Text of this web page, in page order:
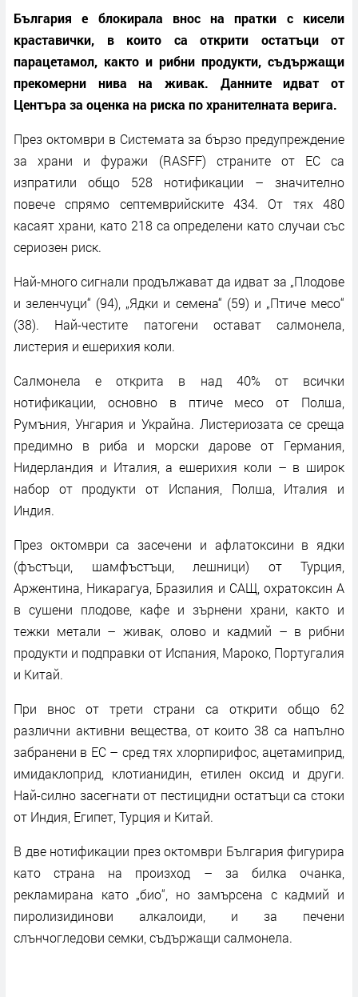
България е блокирала внос на пратки с кисели
краставички, в които са открити остатъци от
парацетамол, както и рибни продукти, съдържащи
прекомерни нива на живак. Данните идват от
Центъра за оценка на риска по хранителната верига.
През октомври в Системата за бързо предупреждение
за храни и фуражи (RASFF) страните от ЕС са
изпратили общо 528 нотификации – значително
повече спрямо септемврийските 434. От тях 480
касаят храни, като 218 са определени като случаи със
сериозен риск.
Най-много сигнали продължават да идват за „Плодове
и зеленчуци“ (94), „Ядки и семена“ (59) и „Птиче месо“
(38). Най-честите патогени остават салмонела,
листерия и ешерихия коли.
Салмонела е открита в над 40% от всички
нотификации, основно в птиче месо от Полша,
Румъния, Унгария и Украйна. Листериозата се среща
предимно в риба и морски дарове от Германия,
Нидерландия и Италия, а ешерихия коли – в широк
набор от продукти от Испания, Полша, Италия и
Индия.
През октомври са засечени и афлатоксини в ядки
(фъстъци, шамфъстъци, лешници) от Турция,
Аржентина, Никарагуа, Бразилия и САЩ, охратоксин A
в сушени плодове, кафе и зърнени храни, както и
тежки метали – живак, олово и кадмий – в рибни
продукти и подправки от Испания, Мароко, Португалия
и Китай.
При внос от трети страни са открити общо 62
различни активни вещества, от които 38 са напълно
забранени в ЕС – сред тях хлорпирифос, ацетамиприд,
имидаклоприд, клотианидин, етилен оксид и други.
Най-силно засегнати от пестицидни остатъци са стоки
от Индия, Египет, Турция и Китай.
В две нотификации през октомври България фигурира
като страна на произход – за билка очанка,
рекламирана като „био“, но замърсена с кадмий и
пиролизидинови алкалоиди, и за печени
слънчогледови семки, съдържащи салмонела.